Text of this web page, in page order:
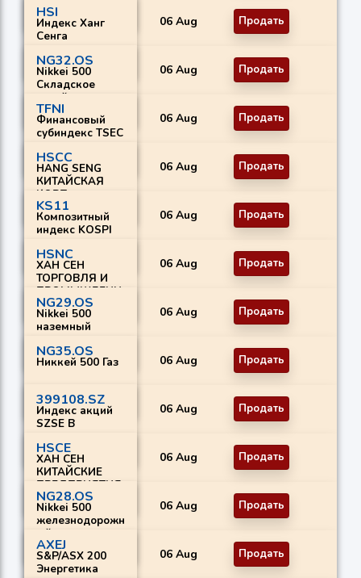
HSI
Индекс Ханг
Сенга
06 Aug Продать
NG32.OS
Nikkei 500
Складское
хозяйство
06 Aug Продать
TFNI
Финансовый
субиндекс TSEC
06 Aug Продать
HSCC
HANG SENG
КИТАЙСКАЯ
КОРП.
06 Aug Продать
KS11
Композитный
индекс KOSPI
06 Aug Продать
HSNC
ХАН СЕН
ТОРГОВЛЯ И
ПРОМЫШЛЕНН
ОСТЬ
06 Aug Продать
NG29.OS
Nikkei 500
наземный
06 Aug Продать
NG35.OS
Никкей 500 Газ 06 Aug Продать
399108.SZ
Индекс акций
SZSE B
06 Aug Продать
HSCE
ХАН СЕН
КИТАЙСКИЕ
ПРЕДПРИЯТИЯ
IND
06 Aug Продать
NG28.OS
Nikkei 500
железнодорожн
ый и
автобусный
06 Aug Продать
AXEJ
S&P/ASX 200
Энергетика
06 Aug Продать